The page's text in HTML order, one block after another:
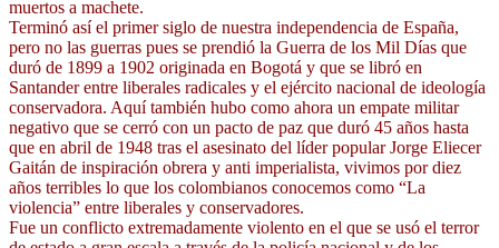
muertos a machete.
Terminó así el primer siglo de nuestra independencia de España,
pero no las guerras pues se prendió la Guerra de los Mil Días que
duró de 1899 a 1902 originada en Bogotá y que se libró en
Santander entre liberales radicales y el ejército nacional de ideología
conservadora. Aquí también hubo como ahora un empate militar
negativo que se cerró con un pacto de paz que duró 45 años hasta
que en abril de 1948 tras el asesinato del líder popular Jorge Eliecer
Gaitán de inspiración obrera y anti imperialista, vivimos por diez
años terribles lo que los colombianos conocemos como “La
violencia” entre liberales y conservadores.
Fue un conflicto extremadamente violento en el que se usó el terror